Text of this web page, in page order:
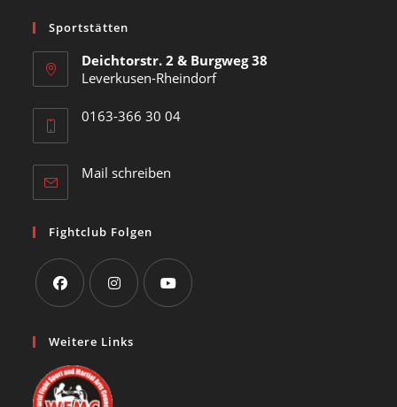
Sportstätten
Deichtorstr. 2 & Burgweg 38
Leverkusen-Rheindorf
0163-366 30 04
Mail schreiben
Fightclub Folgen
in
new
in
new
Weitere Links